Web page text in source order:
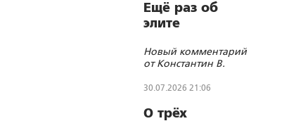
Ещё раз об
элите
Новый комментарий
от Константин В.
30.07.2026 21:06
О трёх